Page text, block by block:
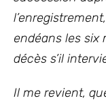
endéans les six
décès s’il
Il me revient,